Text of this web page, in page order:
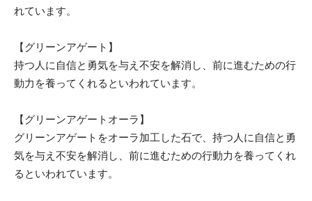
れています。
【グリーンアゲート】
持つ人に自信と勇気を与え不安を解消し、前に進むための行
動力を養ってくれるといわれています。
【グリーンアゲートオーラ】
グリーンアゲートをオーラ加工した石で、持つ人に自信と勇
気を与え不安を解消し、前に進むための行動力を養ってくれ
るといわれています。